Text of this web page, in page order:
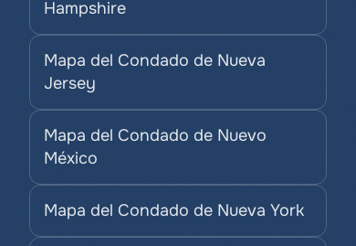
Hampshire
Mapa del Condado de Nueva
Jersey
Mapa del Condado de Nuevo
México
Mapa del Condado de Nueva York